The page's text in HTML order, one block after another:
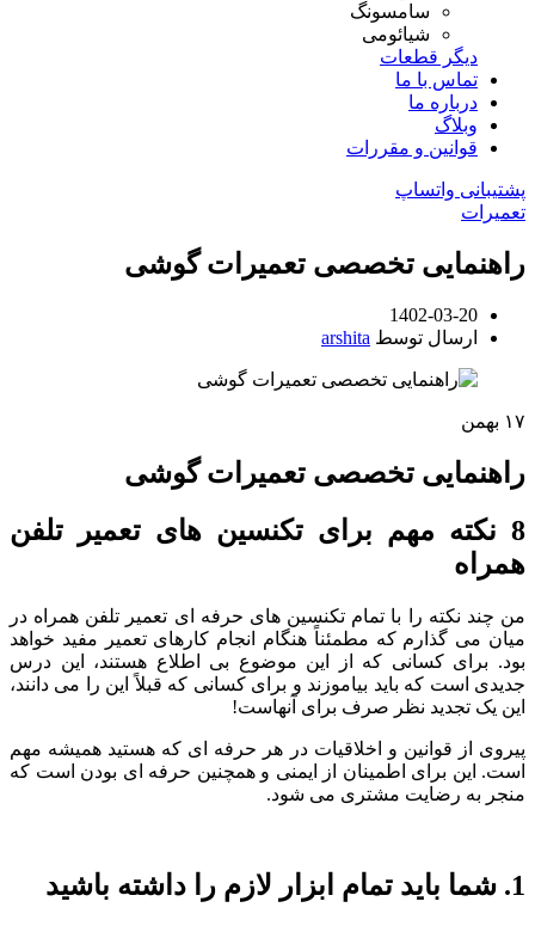
سامسونگ
شیائومی
دیگر قطعات
تماس با ما
درباره ما
وبلاگ
قوانین و مقررات
پشتیبانی واتساپ
تعمیرات
راهنمایی تخصصی تعمیرات گوشی
1402-03-20
ارسال توسط arshita
۱۷ بهمن
راهنمایی تخصصی تعمیرات گوشی
8 نکته مهم برای تکنسین های تعمیر تلفن
همراه
من چند نکته را با تمام تکنسین های حرفه ای تعمیر تلفن همراه در
میان می گذارم که مطمئناً هنگام انجام کارهای تعمیر مفید خواهد
بود. برای کسانی که از این موضوع بی اطلاع هستند، این درس
جدیدی است که باید بیاموزند و برای کسانی که قبلاً این را می دانند،
این یک تجدید نظر صرف برای آنهاست!
پیروی از قوانین و اخلاقیات در هر حرفه ای که هستید همیشه مهم
است. این برای اطمینان از ایمنی و همچنین حرفه ای بودن است که
منجر به رضایت مشتری می شود.
1. شما باید تمام ابزار لازم را داشته باشید